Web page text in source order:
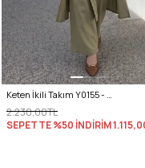
Keten İkili Takım Y0155 - AÇIK HAKİ
2.230,00TL
SEPETTE %50 İNDİRİM